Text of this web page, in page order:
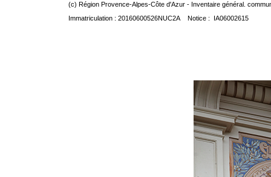
(c) Région Provence-Alpes-Côte d'Azur - Inventaire général.
Immatriculation : 20160600526NUC2A Notice : IA06002615